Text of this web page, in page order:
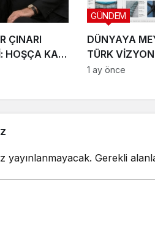
ÇINARI
HOŞÇA KAL
KADİR
DÜNYAYA
TÜRK
LTD. ŞTİ. ÜÇ
GÜNDEM
1 ay önce
yayınlanmayacak. Gerekli